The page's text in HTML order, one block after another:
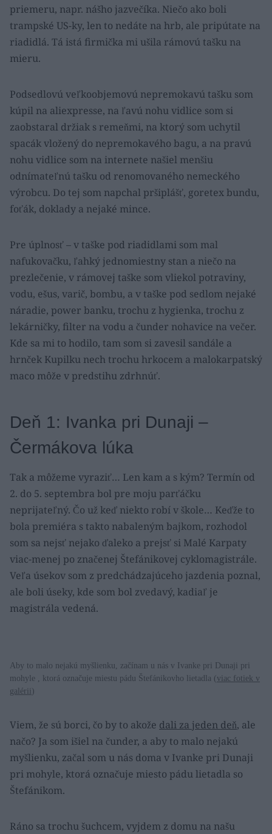
priemeru, napr. nášho jazvečíka. Niečo ako boli
trampské US-ky, len to nedáte na hrb, ale pripútate na
riadidlá. Tá istá firmička mi ušila rámovú tašku na
mieru.
Podsedlovú veľkoobjemovú nepremokavú tašku som
kúpil na aliexpresse, na ľavú nohu vidlice som si
zaobstaral držiak s remeňmi, na ktorý som uchytil
spacák vložený do nepremokavého bagu, a na pravú
nohu vidlice som na internete našiel menšiu
odnímateľnú tašku od renomovaného nemeckého
výrobcu. Do tej som napchal pršiplášť, goretex bundu,
foťák, doklady a nejaké mince.
Pre úplnosť – v taške pod riadidlami som mal
nafukovačku, ľahký jednomiestny stan a niečo na
prezlečenie, v rámovej taške som vliekol potraviny,
vodu, ešus, varič, bombu, a v taške pod sedlom nejaké
náradie, power banku, trochu z hygienka, trochu z
lekárničky, filter na vodu a čunder nohavice na večer.
Kde sa mi to hodilo, tam som si zavesil sandále a
hrnček Kupilku nech trochu hrkocem a malokarpatský
maco môže v predstihu zdrhnúť.
Deň 1: Ivanka pri Dunaji –
Čermákova lúka
Tak a môžeme vyraziť… Len kam a s kým? Termín od
2. do 5. septembra bol pre moju parťáčku
neprijateľný. Čo už keď niekto robí v škole… Keďže to
bola premiéra s takto nabaleným bajkom, rozhodol
som sa nejsť nejako ďaleko a prejsť si Malé Karpaty
viac-menej po značenej Štefánikovej cyklomagistrále.
Veľa úsekov som z predchádzajúceho jazdenia poznal,
ale boli úseky, kde som bol zvedavý, kadiaľ je
magistrála vedená.
Aby to malo nejakú myšlienku, začínam u nás v Ivanke pri Dunaji pri
mohyle , ktorá označuje miestu pádu Štefánikovho lietadla (viac fotiek v
galérii )
Viem, že sú borci, čo by to akože dali za jeden deň, ale
načo? Ja som išiel na čunder, a aby to malo nejakú
myšlienku, začal som u nás doma v Ivanke pri Dunaji
pri mohyle, ktorá označuje miesto pádu lietadla so
Štefánikom.
Ráno sa trochu šuchcem, vyjdem z domu na našu